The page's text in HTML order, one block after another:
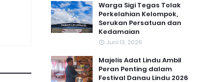
Warga Sigi Tegas Tolak
Perkelahian Kelompok,
Serukan Persatuan dan
Kedamaian
Juni 13, 2026
Majelis Adat Lindu Ambil
Peran Penting dalam
Festival Danau Lindu 2026